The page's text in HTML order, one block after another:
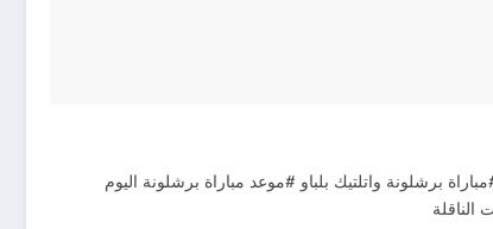
برشلونة واتلتيك بلباو #موعد مباراة برشلونة اليوم
الناقلة